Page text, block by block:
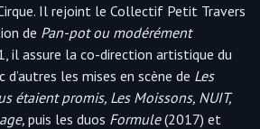
Il rejoint le Collectif Petit Travers
de Pan-pot ou modérément
il assure la co-direction artistique du
les mises en scène de Les
étaient promis, Les Moissons, NUIT,
puis les duos Formule(2017) et